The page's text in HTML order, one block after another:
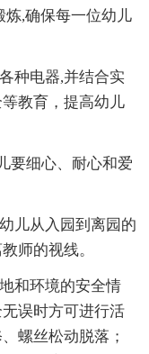
炼,确保每一位幼儿
种电器,并结合实
教育，提高幼儿
要细心、耐心和爱
儿从入园到离园的
师的视线。
和环境的安全情
误时方可进行活
螺丝松动脱落；